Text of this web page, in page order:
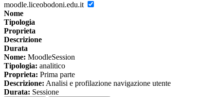
moodle.liceobodoni.edu.it
Nome
Tipologia
Proprieta
Descrizione
Durata
Nome: MoodleSession
Tipologia: analitico
Proprieta: Prima parte
Descrizione: Analisi e profilazione navigazione utente
Durata: Sessione